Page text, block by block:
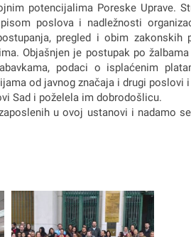
potencijalima Poreske Uprave.
poslova i nadležnosti
pregled i obim zakonskih
Objašnjen je postupak po
podaci o isplaćenim
od javnog značaja i drugi poslovi i
Sad i poželela im dobrodošlicu.
u ovoj ustanovi i nadamo